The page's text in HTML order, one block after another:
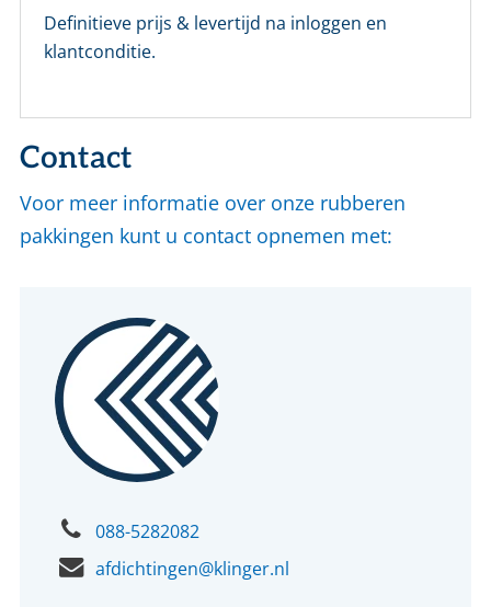
Definitieve prijs & levertijd na inloggen en
klantconditie.
Contact
Voor meer informatie over onze rubberen
pakkingen kunt u contact opnemen met:
088-5282082
afdichtingen@klinger.nl